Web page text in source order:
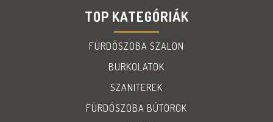
TOP KATEGÓRIÁK
FÜRDŐSZOBA SZALON
BURKOLATOK
SZANITEREK
FÜRDÖSZOBA BÚTOROK